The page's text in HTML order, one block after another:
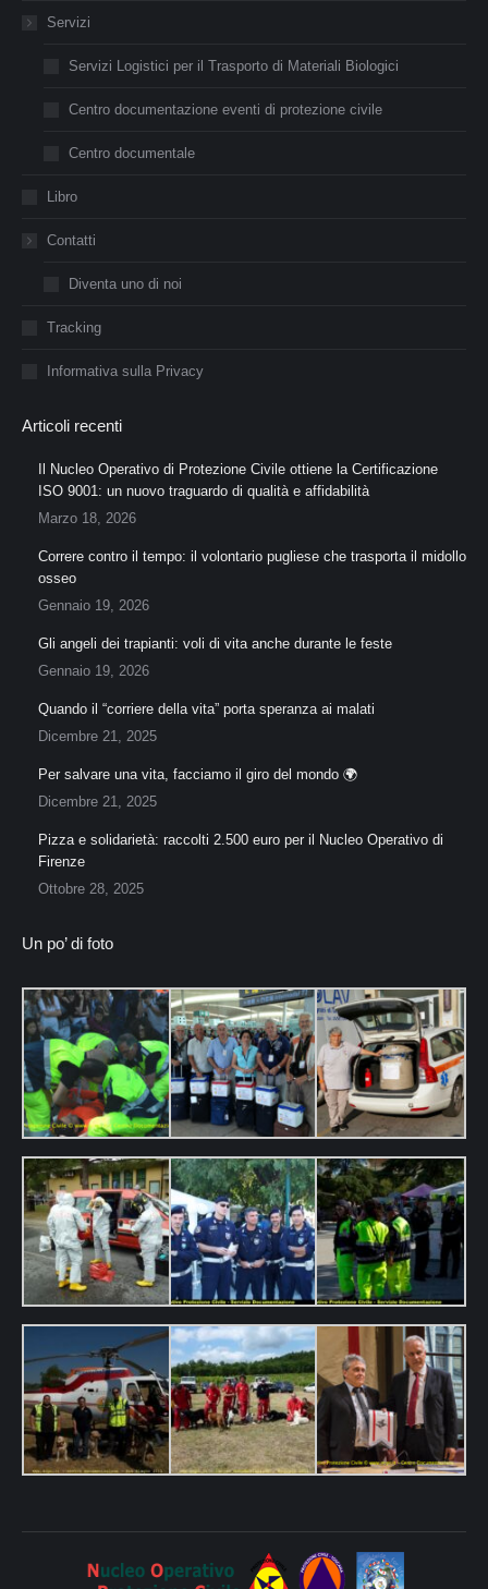
Servizi
Servizi Logistici per il Trasporto di Materiali Biologici
Centro documentazione eventi di protezione civile
Centro documentale
Libro
Contatti
Diventa uno di noi
Tracking
Informativa sulla Privacy
Articoli recenti
Il Nucleo Operativo di Protezione Civile ottiene la Certificazione
ISO 9001: un nuovo traguardo di qualità e affidabilità
Marzo 18, 2026
Correre contro il tempo: il volontario pugliese che trasporta il midollo
osseo
Gennaio 19, 2026
Gli angeli dei trapianti: voli di vita anche durante le feste
Gennaio 19, 2026
Quando il “corriere della vita” porta speranza ai malati
Dicembre 21, 2025
Per salvare una vita, facciamo il giro del mondo 🌍
Dicembre 21, 2025
Pizza e solidarietà: raccolti 2.500 euro per il Nucleo Operativo di
Firenze
Ottobre 28, 2025
Un po’ di foto